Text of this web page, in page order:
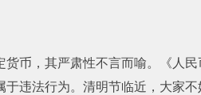
货币，其严肃性不言而喻。《人
违法行为。清明节临近，大家